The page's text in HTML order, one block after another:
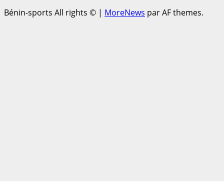
Bénin-sports All rights © | MoreNews par AF themes.